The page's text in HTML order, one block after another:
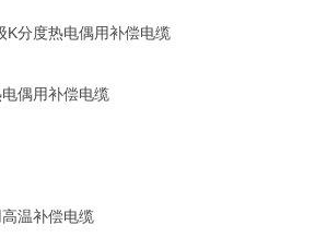
K分度热电偶用补偿电缆
偶用补偿电缆
温补偿电缆